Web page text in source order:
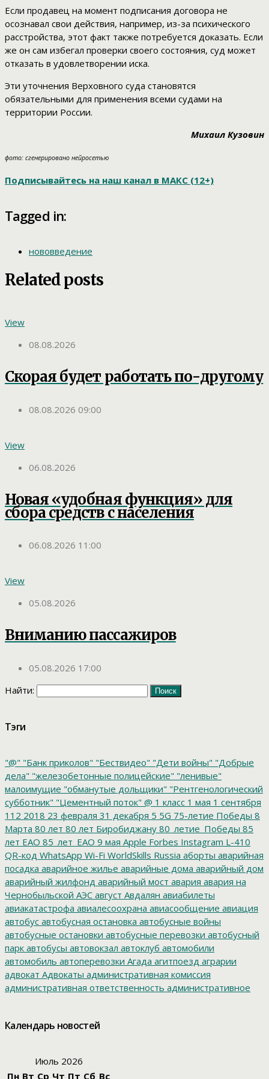
Если продавец на момент подписания договора не
осознавал свои действия, например, из-за психического
расстройства, этот факт также потребуется доказать. Если
же он сам избегал проверки своего состояния, суд может
отказать в удовлетворении иска.
Эти уточнения Верховного суда становятся
обязательными для применения всеми судами на
территории России.
Михаил Кузовин
фото: сгенерировано нейросетью
Подписывайтесь на наш канал в МАКС (12+)
Tagged in:
нововведение
Related posts
View
08.08.2026
Скорая будет работать по-другому
08.08.2026 09:00
View
06.08.2026
Новая «удобная функция» для
сбора средств с населения
06.08.2026 11:00
View
05.08.2026
Вниманию пассажиров
05.08.2026 17:00
Найти:
Тэги
"@" "Банк приколов" "Бествидео" "Дети войны" "Добрые
дела" "железобетонные полицейские" "ленивые"
малоимущие "обманутые дольщики" "Рентгенологический
субботник" "Цементный поток" @ 1 класс 1 мая 1 сентября
112 2018 23 февраля 31 декабря 5 5G 75-летие Победы 8
Марта 80 лет 80 лет Биробиджану 80_летие_Победы 85
лет ЕАО 85_лет_ЕАО 9 мая Apple Forbes Instagram L-410
QR-код WhatsApp Wi-Fi WorldSkills Russia аборты аварийная
посадка аварийное жилье аварийные дома аварийный дом
аварийный жилфонд аварийный мост авария авария на
Чернобыльской АЭС август Авдалян авиабилеты
авиакатастрофа авиалесоохрана авиасообщение авиация
автобус автобусная остановка автобусные войны
автобусные остановки автобусные перевозки автобусный
парк автобусы автовокзал автоклуб автомобили
автомобиль автоперевозки Агада агитпоезд аграрии
адвокат Адвокаты административная комиссия
административная ответственность административное
БуксманАлександр Винников
Александр Соловьев
Календарь новостей
Июль 2026
Пн Вт Ср Чт Пт Сб Вс